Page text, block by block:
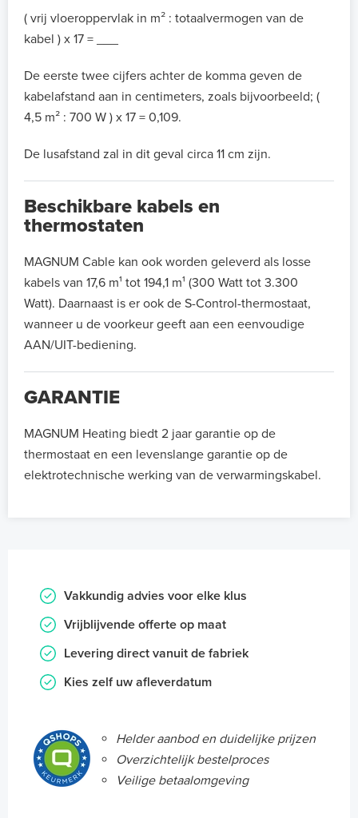
( vrij vloeroppervlak in m² : totaalvermogen van de
kabel ) x 17 = ___
De eerste twee cijfers achter de komma geven de
kabelafstand aan in centimeters, zoals bijvoorbeeld; (
4,5 m² : 700 W ) x 17 = 0,109.
De lusafstand zal in dit geval circa 11 cm zijn.
Beschikbare kabels en
thermostaten
MAGNUM Cable kan ook worden geleverd als losse
kabels van 17,6 m¹ tot 194,1 m¹ (300 Watt tot 3.300
Watt). Daarnaast is er ook de S-Control-thermostaat,
wanneer u de voorkeur geeft aan een eenvoudige
AAN/UIT-bediening.
GARANTIE
MAGNUM Heating biedt 2 jaar garantie op de
thermostaat en een levenslange garantie op de
elektrotechnische werking van de verwarmingskabel.
Vakkundig advies voor elke klus
Vrijblijvende offerte op maat
Levering direct vanuit de fabriek
Kies zelf uw afleverdatum
Helder aanbod en duidelijke prijzen
Overzichtelijk bestelproces
Veilige betaalomgeving